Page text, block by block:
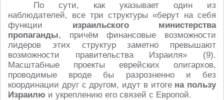
По сути, как указывает один из
наблюдателей, все три структуры «берут на себя
функции израильского министерства
пропаганды, причём финансовые возможности
лидеров этих структур заметно превышают
возможности правительства Израиля» (9).
Масштабные проекты еврейских олигархов,
проводимые вроде бы разрозненно и без
координации друг с другом, идут в итоге на пользу
Израилю и укреплению его связей с Европой.